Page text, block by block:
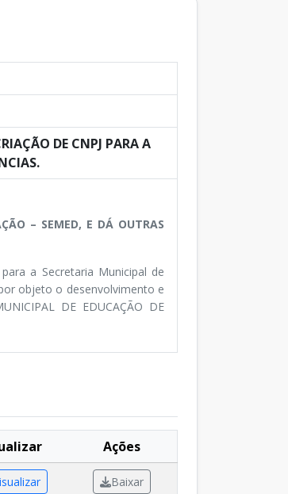
DE CNPJ PARA A
– SEMED, E DÁ OUTRAS
a Secretaria Municipal de
objeto o desenvolvimento e
DE EDUCAÇÃO DE
Ações
Baixar